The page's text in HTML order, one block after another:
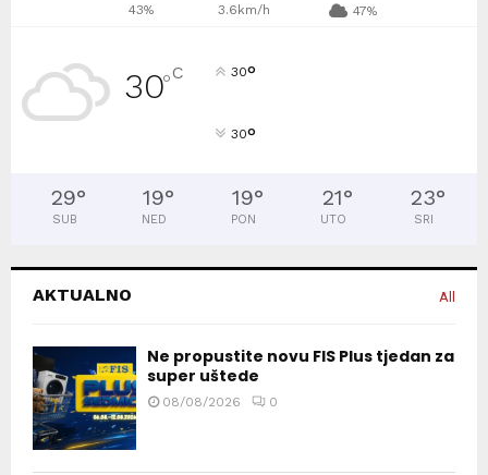
43% 3.6km/h 47%
30°C 30°
30°
29°
SUB
19°
NED
19°
PON
21°
UTO
23°
SRI
AKTUALNO All
Ne propustite novu FIS Plus tjedan za
super uštede
08/08/2026 0